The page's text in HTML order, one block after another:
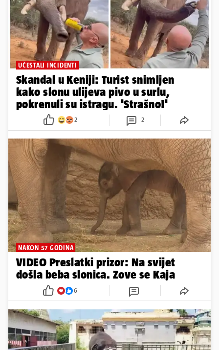
UČESTALI INCIDENTI
Skandal u Keniji: Turist snimljen
kako slonu ulijeva pivo u surlu,
pokrenuli su istragu. 'Strašno!'
2 2
NAKON 57 GODINA
VIDEO Preslatki prizor: Na svijet
došla beba slonica. Zove se Kaja
6